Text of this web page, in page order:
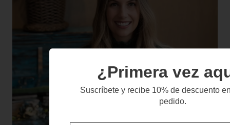
¿Primera vez
Suscríbete y recibe 10% de descuento
pedido.